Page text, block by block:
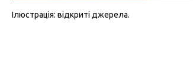
Ілюстрація: відкриті джерела.